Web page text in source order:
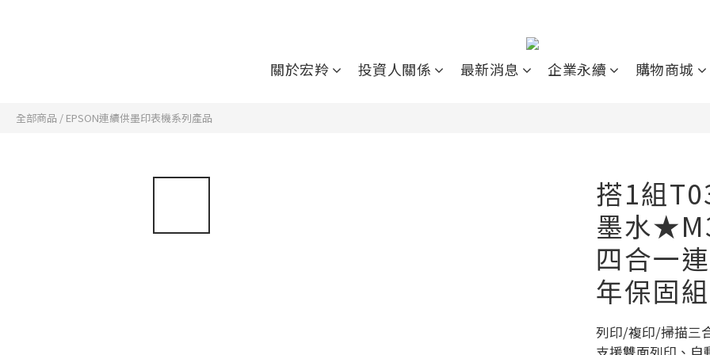
關於宏羚 投資人關係 最新消息 企業永續 購物商城
全部商品 / EPSON連續供墨印表機系列產品
搭1組
墨水
四合一
年保固
列印/複印/掃描三